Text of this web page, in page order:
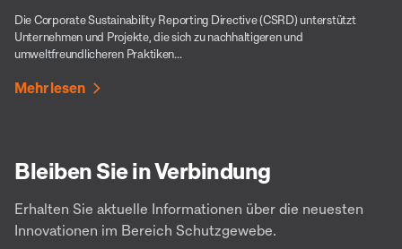
Die Corporate Sustainability Reporting Directive (CSRD) unterstützt
Unternehmen und Projekte, die sich zu nachhaltigeren und
umweltfreundlicheren Praktiken...
Mehr lesen
Bleiben Sie in Verbindung
Erhalten Sie aktuelle Informationen über die neuesten
Innovationen im Bereich Schutzgewebe.